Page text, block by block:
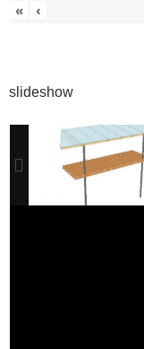
« ‹
slideshow